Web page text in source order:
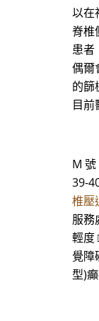
以在
脊椎
患者
偶爾
的篩
目
M
39-
椎壓
服務
輕度
覺障
型)